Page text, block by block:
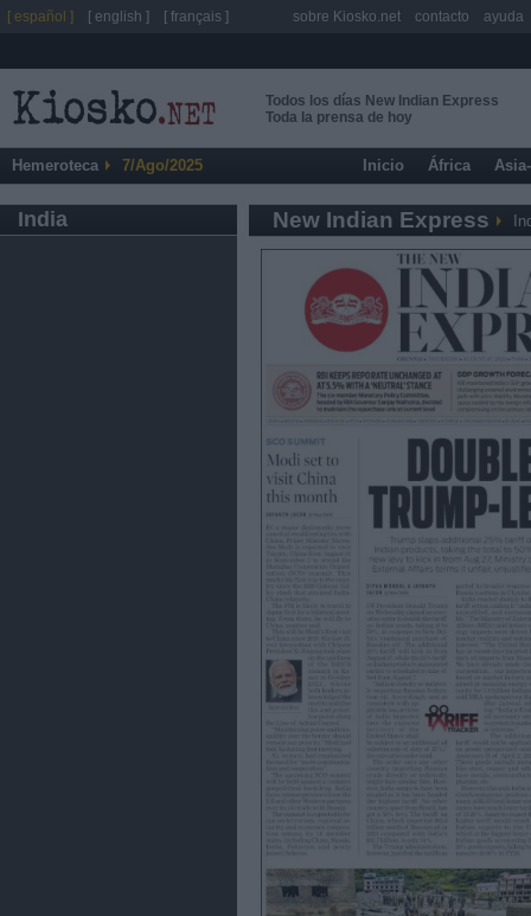
Todos los días New Indian Express
Toda la prensa de hoy
Hemeroteca 7/Ago/2025 Inicio África
India New Indian Express
[ español ] [ english ] [ français ] sobre Kiosko.net contacto ayuda